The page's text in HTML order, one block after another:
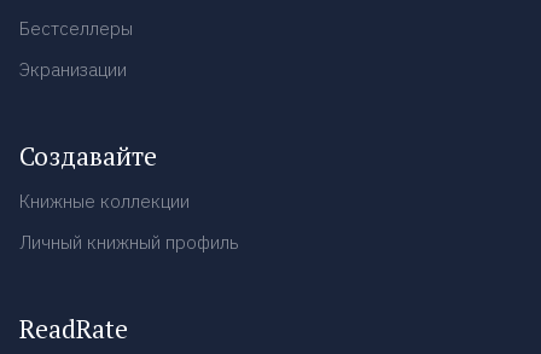
Бестселлеры
Экранизации
Создавайте
Книжные коллекции
Личный книжный профиль
ReadRate